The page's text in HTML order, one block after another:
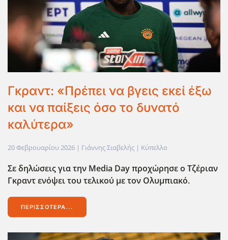
Γκραντ: «Πρέπει να βγεις εκεί έξω
και να παίξεις όσο το δυνατό
καλύτερα»
20 Φεβρουαρίου 2026 | Γιάννης Σιαβελής | Κύπελλο
Σε δηλώσεις για την Media Day προχώρησε ο Τζέριαν
Γκραντ ενόψει του τελικού με τον Ολυμπιακό.
ΠΕΡΙΣΣΌΤΕΡΑ...